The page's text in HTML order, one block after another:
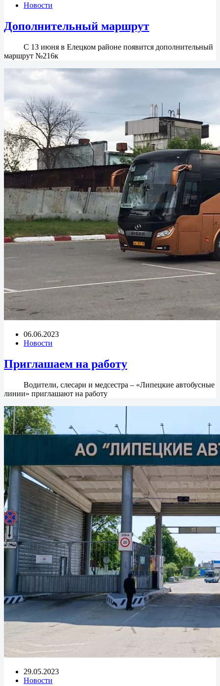
Новости
Дополнительный маршрут
С 13 июня в Елецком районе появится дополнительный
маршрут №216к
06.06.2023
Новости
Приглашаем на работу
Водители, слесари и медсестра – «Липецкие автобусные
линии» приглашают на работу
29.05.2023
Новости